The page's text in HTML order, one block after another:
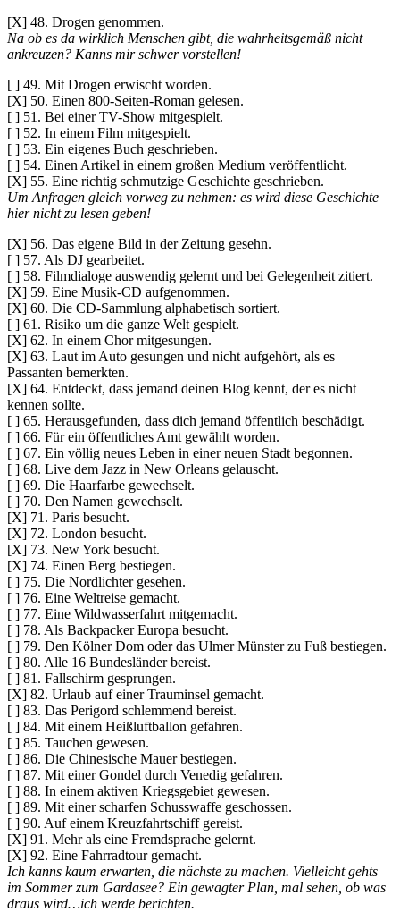
[X] 48. Drogen genommen.
Na ob es da wirklich Menschen gibt, die wahrheitsgemäß nicht
ankreuzen? Kanns mir schwer vorstellen!
[ ] 49. Mit Drogen erwischt worden.
[X] 50. Einen 800-Seiten-Roman gelesen.
[ ] 51. Bei einer TV-Show mitgespielt.
[ ] 52. In einem Film mitgespielt.
[ ] 53. Ein eigenes Buch geschrieben.
[ ] 54. Einen Artikel in einem großen Medium veröffentlicht.
[X] 55. Eine richtig schmutzige Geschichte geschrieben.
Um Anfragen gleich vorweg zu nehmen: es wird diese Geschichte
hier nicht zu lesen geben!
[X] 56. Das eigene Bild in der Zeitung gesehn.
[ ] 57. Als DJ gearbeitet.
[ ] 58. Filmdialoge auswendig gelernt und bei Gelegenheit zitiert.
[X] 59. Eine Musik-CD aufgenommen.
[X] 60. Die CD-Sammlung alphabetisch sortiert.
[ ] 61. Risiko um die ganze Welt gespielt.
[X] 62. In einem Chor mitgesungen.
[X] 63. Laut im Auto gesungen und nicht aufgehört, als es
Passanten bemerkten.
[X] 64. Entdeckt, dass jemand deinen Blog kennt, der es nicht
kennen sollte.
[ ] 65. Herausgefunden, dass dich jemand öffentlich beschädigt.
[ ] 66. Für ein öffentliches Amt gewählt worden.
[ ] 67. Ein völlig neues Leben in einer neuen Stadt begonnen.
[ ] 68. Live dem Jazz in New Orleans gelauscht.
[ ] 69. Die Haarfarbe gewechselt.
[ ] 70. Den Namen gewechselt.
[X] 71. Paris besucht.
[X] 72. London besucht.
[X] 73. New York besucht.
[X] 74. Einen Berg bestiegen.
[ ] 75. Die Nordlichter gesehen.
[ ] 76. Eine Weltreise gemacht.
[ ] 77. Eine Wildwasserfahrt mitgemacht.
[ ] 78. Als Backpacker Europa besucht.
[ ] 79. Den Kölner Dom oder das Ulmer Münster zu Fuß bestiegen.
[ ] 80. Alle 16 Bundesländer bereist.
[ ] 81. Fallschirm gesprungen.
[X] 82. Urlaub auf einer Trauminsel gemacht.
[ ] 83. Das Perigord schlemmend bereist.
[ ] 84. Mit einem Heißluftballon gefahren.
[ ] 85. Tauchen gewesen.
[ ] 86. Die Chinesische Mauer bestiegen.
[ ] 87. Mit einer Gondel durch Venedig gefahren.
[ ] 88. In einem aktiven Kriegsgebiet gewesen.
[ ] 89. Mit einer scharfen Schusswaffe geschossen.
[ ] 90. Auf einem Kreuzfahrtschiff gereist.
[X] 91. Mehr als eine Fremdsprache gelernt.
[X] 92. Eine Fahrradtour gemacht.
Ich kanns kaum erwarten, die nächste zu machen. Vielleicht gehts
im Sommer zum Gardasee? Ein gewagter Plan, mal sehen, ob was
draus wird…ich werde berichten.